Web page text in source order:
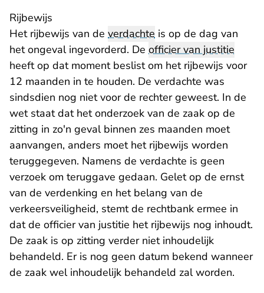
Rijbewijs
Het rijbewijs van de verdachte is op de dag van
het ongeval ingevorderd. De officier van justitie
heeft op dat moment beslist om het rijbewijs voor
12 maanden in te houden. De verdachte was
sindsdien nog niet voor de rechter geweest. In de
wet staat dat het onderzoek van de zaak op de
zitting in zo'n geval binnen zes maanden moet
aanvangen, anders moet het rijbewijs worden
teruggegeven. Namens de verdachte is geen
verzoek om teruggave gedaan. Gelet op de ernst
van de verdenking en het belang van de
verkeersveiligheid, stemt de rechtbank ermee in
dat de officier van justitie het rijbewijs nog inhoudt.
De zaak is op zitting verder niet inhoudelijk
behandeld. Er is nog geen datum bekend wanneer
de zaak wel inhoudelijk behandeld zal worden.